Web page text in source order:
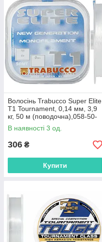
Волосінь Trabucco Super Elite
T1 Tournament, 0,14 мм, 3,9
кг, 50 м (поводочна),058-50-
140
В наявності 3 од.
306 ₴
Купити